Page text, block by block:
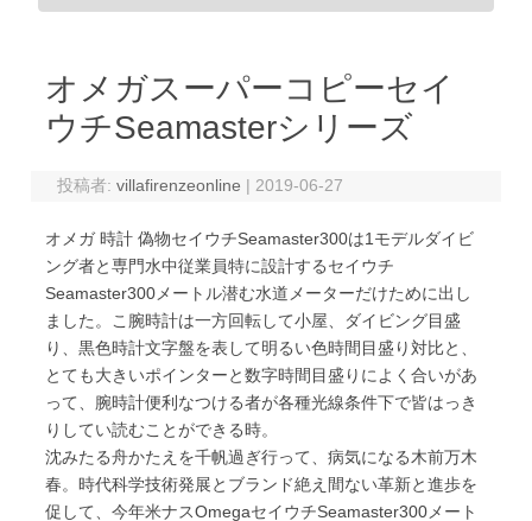
オメガスーパーコピーセイ
ウチSeamasterシリーズ
投稿者:villafirenzeonline | 2019-06-27
オメガ 時計 偽物セイウチSeamaster300は1モデルダイビ
ング者と専門水中従業員特に設計するセイウチ
Seamaster300メートル潜む水道メーターだけために出し
ました。こ腕時計は一方回転して小屋、ダイビング目盛
り、黒色時計文字盤を表して明るい色時間目盛り対比と、
とても大きいポインターと数字時間目盛りによく合いがあ
って、腕時計便利なつける者が各種光線条件下で皆はっき
りしてい読むことができる時。
沈みたる舟かたえを千帆過ぎ行って、病気になる木前万木
春。時代科学技術発展とブランド絶え間ない革新と進歩を
促して、今年米ナスOmegaセイウチSeamaster300メート